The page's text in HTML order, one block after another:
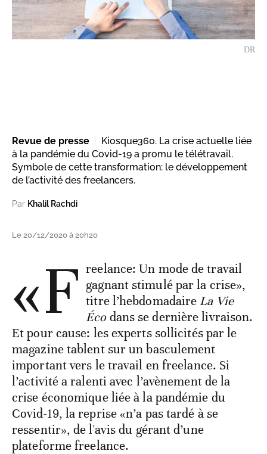
DR
Revue de presse
Kiosque360. La crise actuelle liée
à la pandémie du Covid-19 a promu le télétravail.
Symbole de cette transformation: le développement
de l’activité des freelancers.
Par Khalil Rachdi
Le 20/12/2020 à 20h20
«F reelance: Un mode de travail
gagnant stimulé par la crise»,
titre l’hebdomadaire La Vie
Écodans se dernière livraison.
Et pour cause: les experts sollicités par le
magazine tablent sur un basculement
important vers le travail en freelance. Si
l’activité a ralenti avec l’avènement de la
crise économique liée à la pandémie du
Covid-19, la reprise «n’a pas tardé à se
ressentir», de l'avis du gérant d’une
plateforme freelance.